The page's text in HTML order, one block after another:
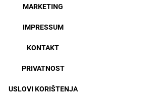
MARKETING
IMPRESSUM
KONTAKT
PRIVATNOST
USLOVI KORIŠTENJA